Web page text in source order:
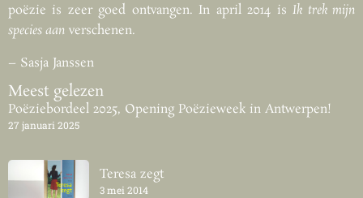
poëzie is zeer goed ontvangen. In april 2014 isIk trek mijn
species aan verschenen.
– Sasja Janssen
Meest gelezen
Poëziebordeel 2025, Opening Poëzieweek in Antwerpen!
27 januari 2025
Teresa zegt
3 mei 2014